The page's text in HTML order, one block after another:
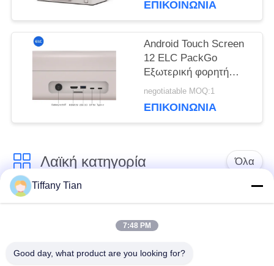
ΕΠΙΚΟΙΝΩΝΙΑ
Android Touch Screen
12 ELC PackGo
Εξωτερική φορητή
έξυπνη τηλεόραση HD
τηλεχειριστή
negotiatable MOQ:1
ΕΠΙΚΟΙΝΩΝΙΑ
Λαϊκή κατηγορία Όλα
Λύσεις οθόνης
εστιατορίων
Σημειώσεις οθόνης
Tiffany Tian
7:48 PM
Good day, what product are you looking for?